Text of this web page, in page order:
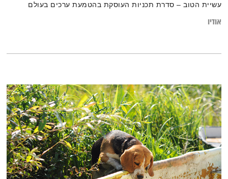
עשיית הטוב – סדרת תכניות העוסקת בהטמעת ערכים בעולם
אודיו